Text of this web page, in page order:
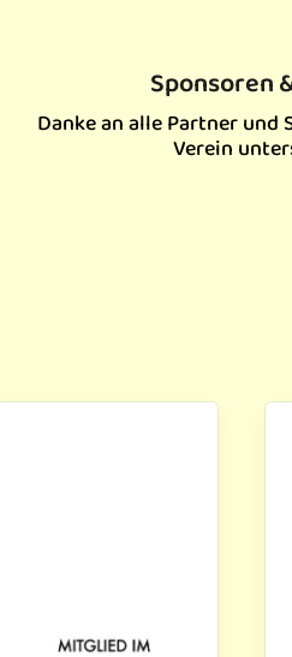
Sponsoren
Danke an alle Partner und
Verein